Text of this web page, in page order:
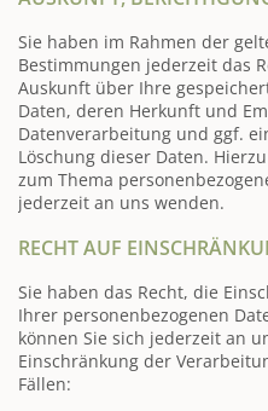
Sie haben im Rahmen der
Bestimmungen jederzeit das
Auskunft über Ihre
Daten, deren Herkunft und
Datenverarbeitung und ggf.
Löschung dieser Daten.
zum Thema
jederzeit an uns wenden.
RECHT AUF
Sie haben das Recht, die
Ihrer personenbezogenen
können Sie sich jederzeit an
Einschränkung der
Fällen: